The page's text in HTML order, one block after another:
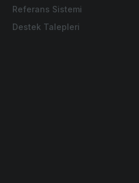
Referans Sistemi
Destek Talepleri